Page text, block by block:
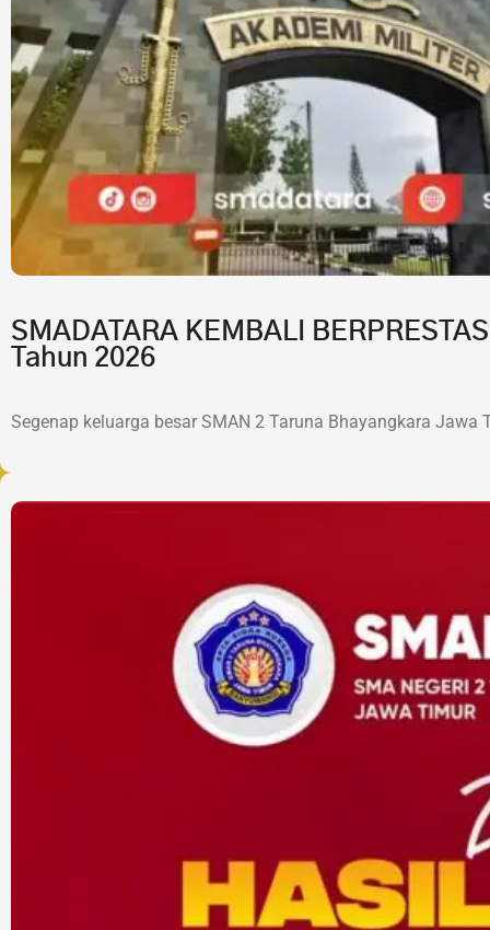
SMADATARA KEMBALI
Tahun 2026
Segenap keluarga besar SMAN 2 Taruna Bhayangkara Jawa